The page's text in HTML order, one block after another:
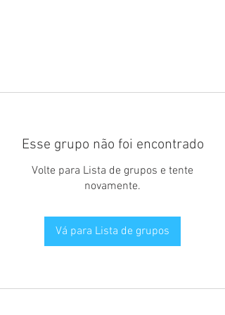
Esse grupo não foi encontrado
Volte para Lista de grupos e tente
novamente.
Vá para Lista de grupos